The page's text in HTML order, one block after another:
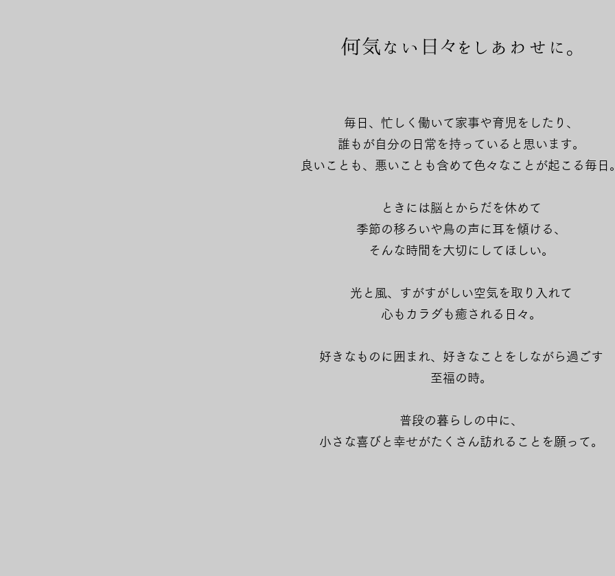
毎日、忙しく働いて家事や育児をしたり、
誰もが自分の日常を持っていると思います。
良いことも、悪いことも含めて色々なことが起こる毎日
ときには脳とからだを休めて
季節の移ろいや鳥の声に耳を傾ける、
そんな時間を大切にしてほしい。
光と風、すがすがしい空気を取り入れて
心もカラダも癒される日々。
好きなものに囲まれ、好きなことをしながら過ごす
​至福の時。
普段の暮らしの中に、
小さな喜びと幸せがたくさん訪れることを願って。